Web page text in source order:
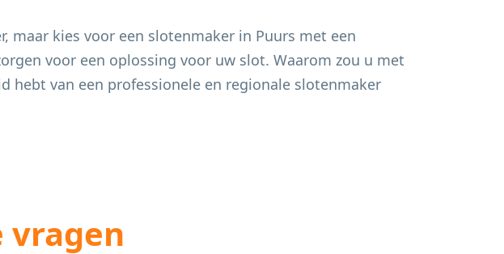
maar kies voor een slotenmaker in Puurs met een
voor een oplossing voor uw slot. Waarom zou u met
hebt van een professionele en regionale slotenmaker
vragen